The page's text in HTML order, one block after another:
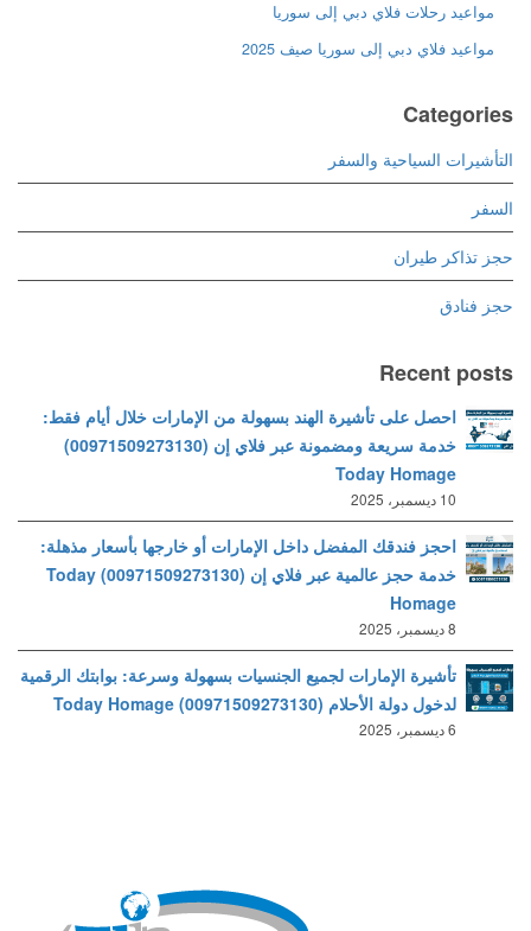
مواعيد رحلات فلاي دبي إلى سوريا
مواعيد فلاي دبي إلى سوريا صيف 2025
Categories
التأشيرات السياحية والسفر
السفر
حجز تذاكر طيران
حجز فنادق
Recent posts
احصل على تأشيرة الهند بسهولة من الإمارات خلال أيام فقط:
خدمة سريعة ومضمونة عبر فلاي إن (00971509273130)
Today Homage
10 ديسمبر، 2025
احجز فندقك المفضل داخل الإمارات أو خارجها بأسعار مذهلة:
خدمة حجز عالمية عبر فلاي إن (00971509273130) Today
Homage
8 ديسمبر، 2025
تأشيرة الإمارات لجميع الجنسيات بسهولة وسرعة: بوابتك الرقمية
لدخول دولة الأحلام (00971509273130) Today Homage
6 ديسمبر، 2025